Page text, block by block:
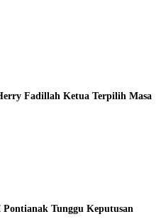
Fadillah Ketua Terpilih Masa
Tunggu Keputusan